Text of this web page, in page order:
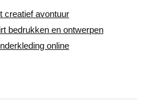
creatief avontuur
bedrukken en ontwerpen
online